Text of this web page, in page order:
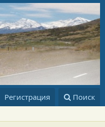
Регистрация Поиск